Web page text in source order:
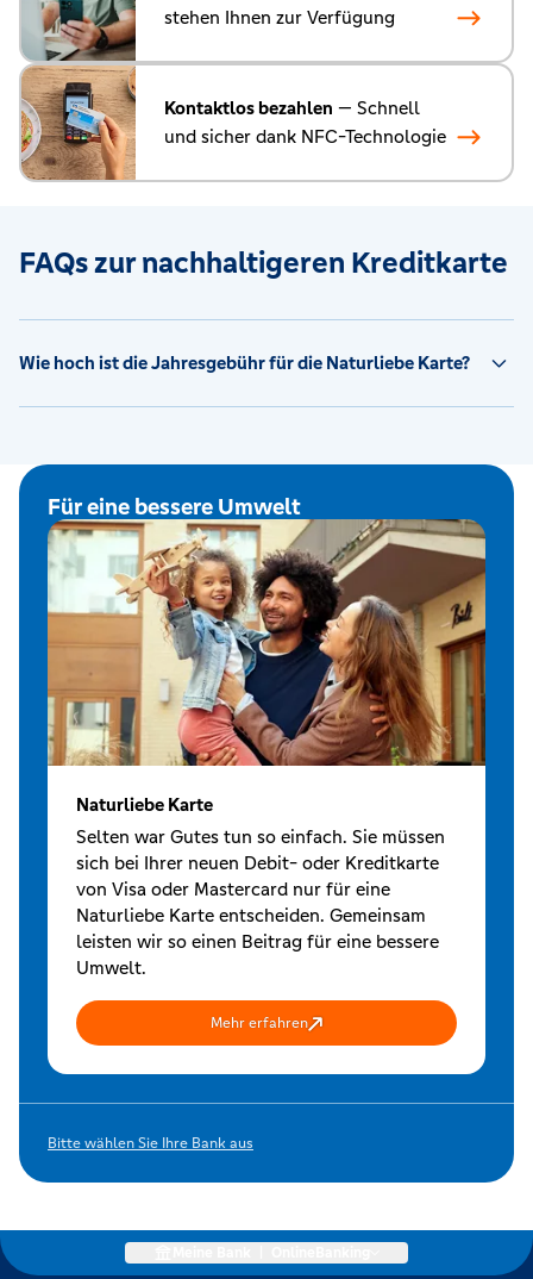
stehen Ihnen zur Verfügung
Kontaktlos bezahlen — Schnell
und sicher dank NFC-Technologie
FAQs zur nachhaltigeren Kreditkarte
Wie hoch ist die Jahresgebühr für die Naturliebe Karte?
Für eine bessere Umwelt
Naturliebe Karte
Selten war Gutes tun so einfach. Sie müssen
sich bei Ihrer neuen Debit- oder Kreditkarte
von Visa oder Mastercard nur für eine
Naturliebe Karte entscheiden. Gemeinsam
leisten wir so einen Beitrag für eine bessere
Umwelt.
Mehr erfahren
Bitte wählen Sie Ihre Bank aus